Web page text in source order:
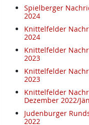
Spielberger
2024
Knittelfelder
2024
Knittelfelder
2023
Knittelfelder
2023
Knittelfelder
Dezember 2022/
Judenburger
2022